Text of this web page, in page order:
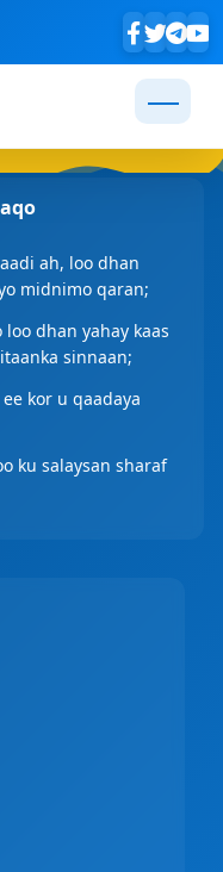
ah, loo dhan
midnimo qaran;
dhan yahay kaas
sinnaan;
kor u qaadaya
ku salaysan sharaf